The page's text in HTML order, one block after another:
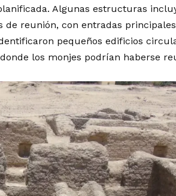
Algunas estructuras
reunión, con entradas
pequeños edificios
los monjes podrían haberse